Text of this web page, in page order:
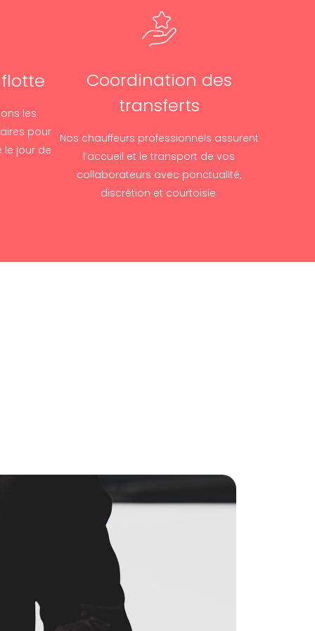
les
pour
le jour de
Coordination des
transferts
Nos chauffeurs professionnels assurent
l’accueil et le transport de vos
collaborateurs avec ponctualité,
discrétion et courtoisie.